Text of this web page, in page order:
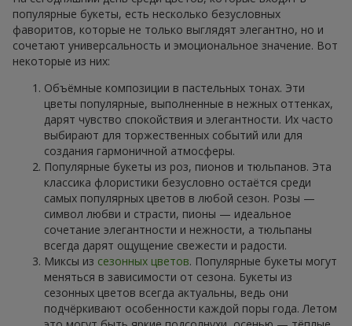
популярные букеты, есть несколько безусловных
фаворитов, которые не только выглядят элегантно, но и
сочетают универсальность и эмоциональное значение. Вот
некоторые из них:
Объёмные композиции в пастельных тонах. Эти
цветы популярные, выполненные в нежных оттенках,
дарят чувство спокойствия и элегантности. Их часто
выбирают для торжественных событий или для
создания гармоничной атмосферы.
Популярные букеты из роз, пионов и тюльпанов. Эта
классика флористики безусловно остаётся среди
самых популярных цветов в любой сезон. Розы —
символ любви и страсти, пионы — идеальное
сочетание элегантности и нежности, а тюльпаны
всегда дарят ощущение свежести и радости.
Миксы из сезонных цветов. Популярные букеты могут
меняться в зависимости от сезона. Букеты из
сезонных цветов всегда актуальны, ведь они
подчёркивают особенности каждой поры года. Летом